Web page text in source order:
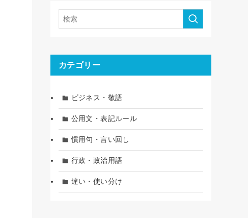
カテゴリー
ビジネス・敬語
公用文・表記ルール
慣用句・言い回し
行政・政治用語
違い・使い分け